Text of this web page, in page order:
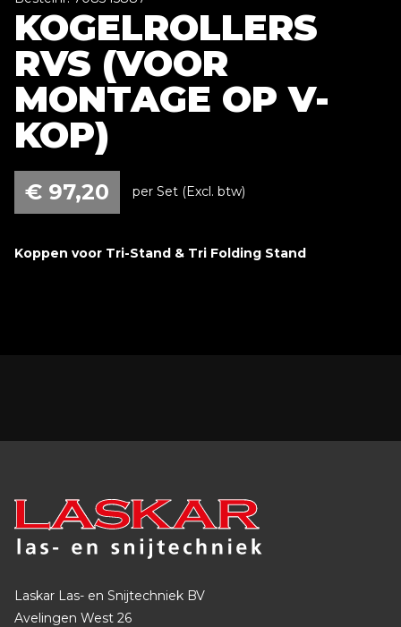
KOGELROLLERS
RVS (VOOR
MONTAGE OP V-
KOP)
€ 97,20 per Set (Excl. btw)
Koppen voor Tri-Stand & Tri Folding Stand
Laskar Las- en Snijtechniek BV
Avelingen West 26